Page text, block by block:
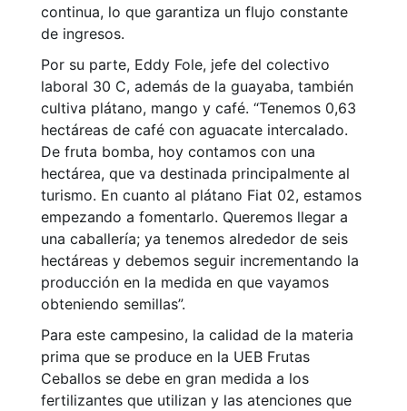
continua, lo que garantiza un flujo constante
de ingresos.
Por su parte, Eddy Fole, jefe del colectivo
laboral 30 C, además de la guayaba, también
cultiva plátano, mango y café. “Tenemos 0,63
hectáreas de café con aguacate intercalado.
De fruta bomba, hoy contamos con una
hectárea, que va destinada principalmente al
turismo. En cuanto al plátano Fiat 02, estamos
empezando a fomentarlo. Queremos llegar a
una caballería; ya tenemos alrededor de seis
hectáreas y debemos seguir incrementando la
producción en la medida en que vayamos
obteniendo semillas”.
Para este campesino, la calidad de la materia
prima que se produce en la UEB Frutas
Ceballos se debe en gran medida a los
fertilizantes que utilizan y las atenciones que